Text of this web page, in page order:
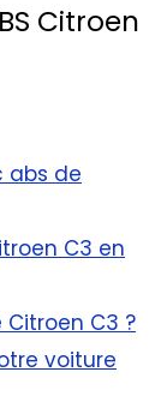
Citroen
abs de
C3 en
C3 ?
voiture